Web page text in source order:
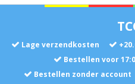
Lage verzendkosten +
Bestellen voor
Bestellen zonder account